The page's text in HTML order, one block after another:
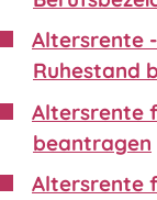
Altersrente
Ruhestand
Altersrente
beantragen
Altersrente